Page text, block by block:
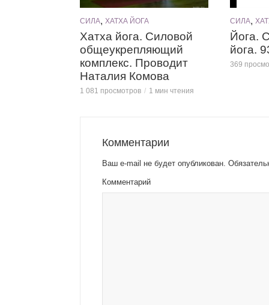
СИЛА, ХАТХА ЙОГА
Хатха йога. Силовой
общеукрепляющий
комплекс. Проводит
Наталия Комова
1 081 просмотров 1 мин чтения
СИЛА,
Йога.
йога.
369
Комментарии
Ваш e-mail не будет опубликован.
Комментарий